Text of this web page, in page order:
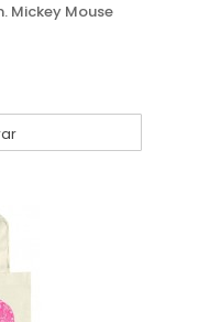
Mickey Mouse